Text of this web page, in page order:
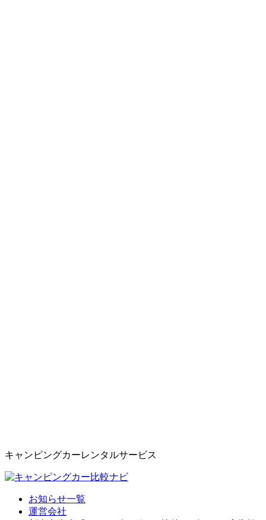
キャンピングカーレンタルサービス
お知らせ一覧
運営会社